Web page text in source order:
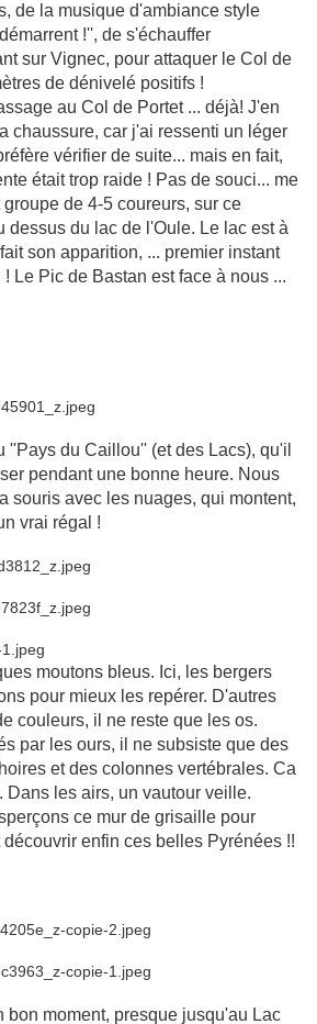
de la musique d'ambiance style
!'', de s'échauffer
sur Vignec, pour attaquer le Col de
de dénivelé positifs !
au Col de Portet ... déjà! J'en
chaussure, car j'ai ressenti un léger
vérifier de suite... mais en fait,
était trop raide ! Pas de souci... me
de 4-5 coureurs, sur ce
dessus du lac de l'Oule. Le lac est à
son apparition, ... premier instant
Le Pic de Bastan est face à nous ...
''Pays du Caillou'' (et des Lacs), qu'il
pendant une bonne heure. Nous
souris avec les nuages, qui montent,
vrai régal !
moutons bleus. Ici, les bergers
pour mieux les repérer. D'autres
couleurs, il ne reste que les os.
par les ours, il ne subsiste que des
et des colonnes vertébrales. Ca
Dans les airs, un vautour veille.
ce mur de grisaille pour
enfin ces belles Pyrénées !!
bon moment, presque jusqu'au Lac